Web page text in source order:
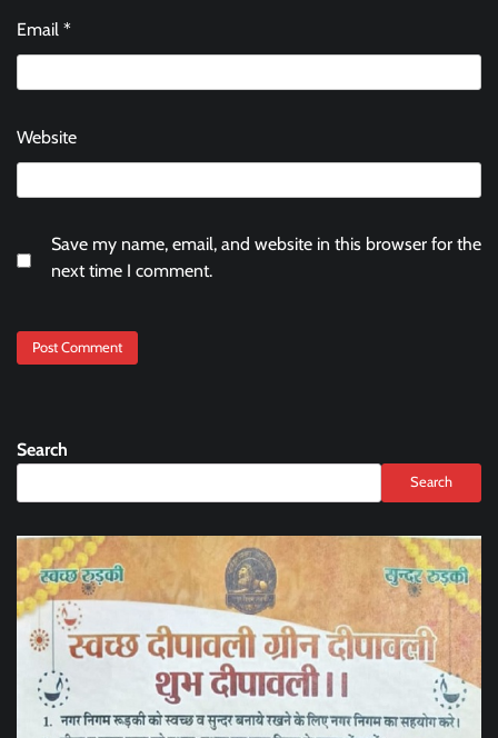
Email *
Website
Save my name, email, and website in this browser for the
next time I comment.
Search
Search